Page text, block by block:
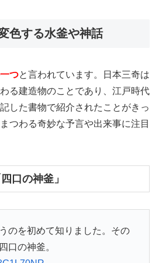
色する水釜や神話
つと言われています。日本三奇は
る建造物のことであり、江戸時代
した書物で紹介されたことがきっ
つわる奇妙な予言や出来事に注目
口の神釜」
のを初めて知りました。その
口の神釜。